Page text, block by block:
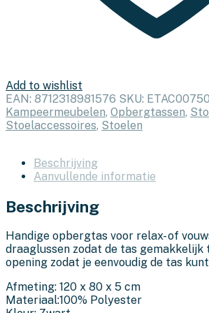
Add to wishlist
EAN: 8712318981576 SKU:
Kampeermeubelen, Opbergtassen,
Stoelaccessoires, Stoelen
Beschrijving
Aanvullende informatie
Beschrijving
Handige opbergtas voor relax- of
draaglussen zodat de tas gemakkelijk
opening zodat je eenvoudig de tas
Afmeting: 120 x 80 x 5 cm
Materiaal:100% Polyester